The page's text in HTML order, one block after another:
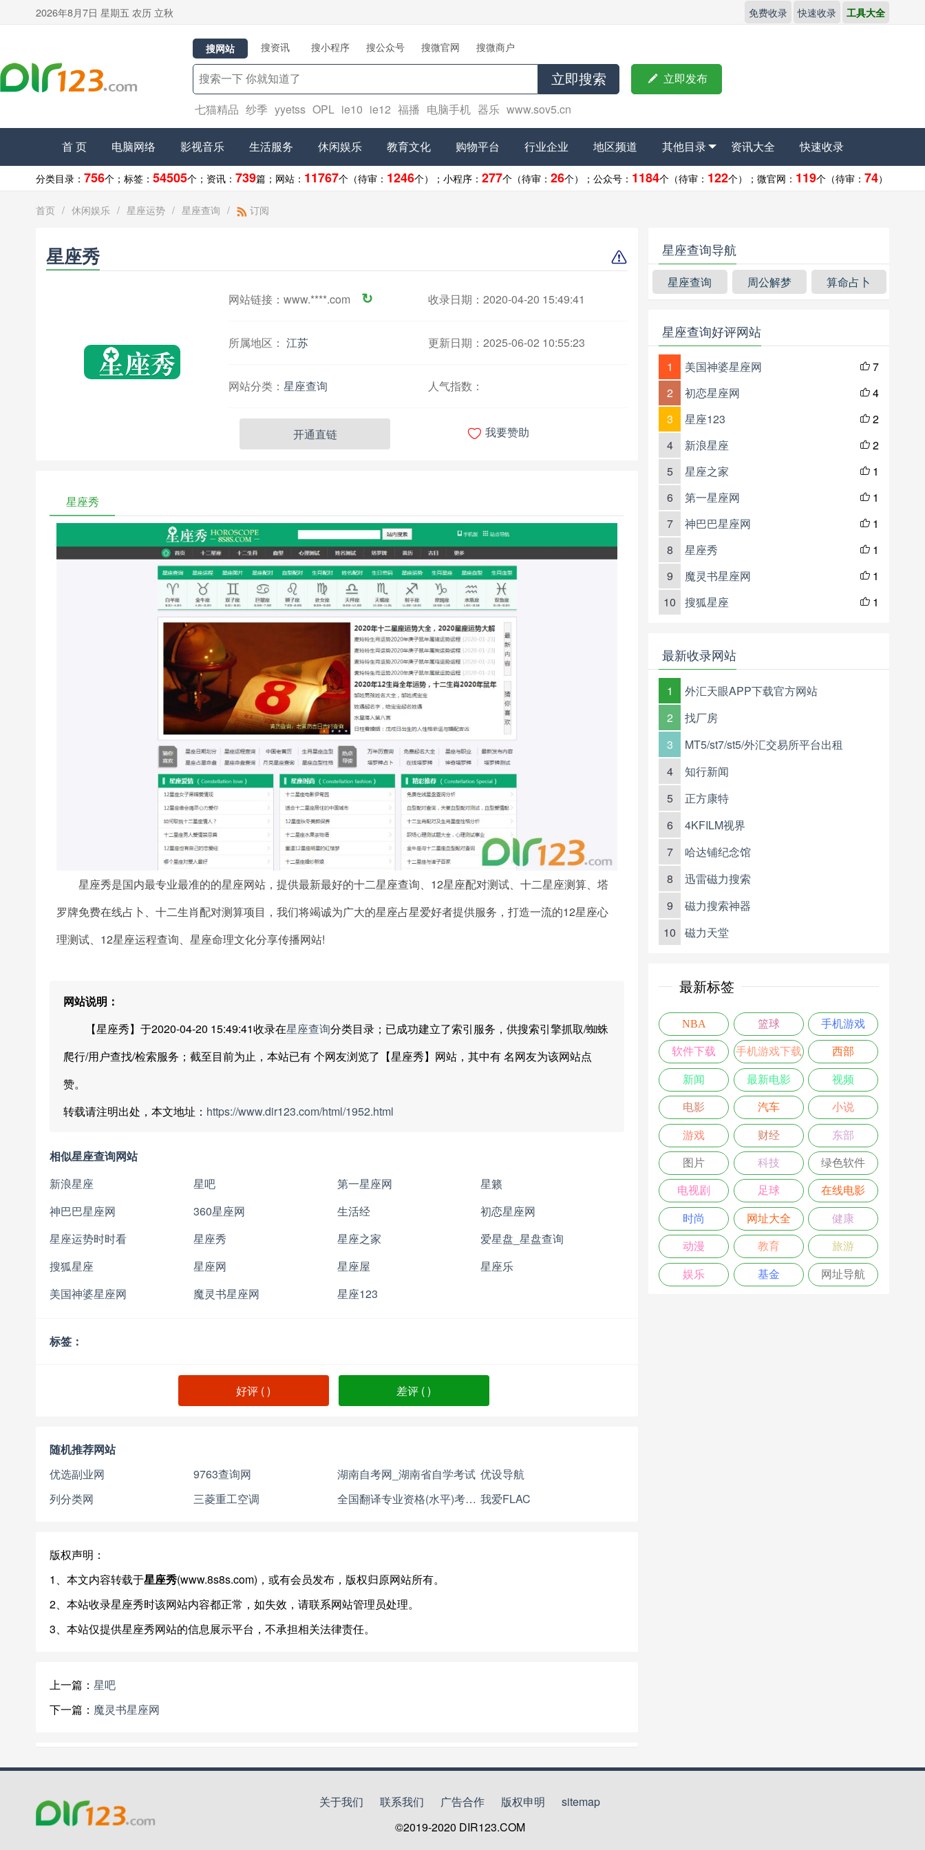
2026年8月7日 星期五 农历 立秋 免费收录 快速收录 工具大全
搜网站 搜资讯 搜小程序 搜公众号 搜微官网 搜微商户
立即搜索  立即发布
七猫精品 纱季 yyetss OPL ie10 ie12 福播 电脑手机 器乐 www.sov5.cn
首 页 电脑网络 影视音乐 生活服务 休闲娱乐 教育文化 购物平台 行业企业 地区频道 其他目录 资讯大全 快速收录
分类目录： 756个； 标签： 54505个； 资讯： 739篇； 网站： 11767个（待审： 1246个）； 小程序： 277个（待审： 26个）； 公众号： 1184个（待审： 122个）； 微官网： 119个（待审： 74）
首页 / 休闲娱乐 / 星座运势 / 星座查询 / 订阅
星座秀
网站链接： www.****.com ↻ 收录日期：2020-04-20 15:49:41
所属地区： 江苏 更新日期：2025-06-02 10:55:23
网站分类： 星座查询 人气指数：
开通直链  我要赞助
星座秀
星座秀是国内最专业最准的的星座网站，提供最新最好的十二星座查询、12星座配对测试、十二星座测算、塔
罗牌免费在线占卜、十二生肖配对测算项目，我们将竭诚为广大的星座占星爱好者提供服务，打造一流的12星座心
理测试、12星座运程查询、星座命理文化分享传播网站!
网站说明：
【星座秀】于2020-04-20 15:49:41收录在星座查询分类目录；已成功建立了索引服务，供搜索引擎抓取/蜘蛛
爬行/用户查找/检索服务；截至目前为止，本站已有个网友浏览了【星座秀】网站，其中有名网友为该网站点
赞。
转载请注明出处，本文地址： https://www.dir123.com/html/1952.html
相似星座查询网站
新浪星座
星吧 第一星座网
星籁
神巴巴星座网
360星座网 生活经
初恋星座网
星座运势时时看
星座秀 星座之家
爱星盘_星盘查询
搜狐星座
星座网 星座屋
星座乐
美国神婆星座网
魔灵书星座网 星座123
标签：
好评 () 差评 ()
随机推荐网站
优选副业网
9763查询网 湖南自考网_湖南省自学考试 优设导航
列分类网
三菱重工空调 全国翻译专业资格(水平)考试网 我爱FLAC
版权声明：
1、本文内容转载于星座秀(www.8s8s.com)，或有会员发布，版权归原网站所有。
2、本站收录星座秀时该网站内容都正常，如失效，请联系网站管理员处理。
3、本站仅提供星座秀网站的信息展示平台，不承担相关法律责任。
上一篇： 星吧
下一篇： 魔灵书星座网
星座查询导航
星座查询 周公解梦 算命占卜
星座查询好评网站
1 美国神婆星座网  7
2
初恋星座网  4
3
星座123  2
4
新浪星座  2
5
星座之家  1
6
第一星座网  1
7
神巴巴星座网  1
8
星座秀  1
9
魔灵书星座网  1
10
搜狐星座  1
最新收录网站
1
外汇天眼APP下载官方网站
2
找厂房
3
MT5/st7/st5/外汇交易所平台出租
4
知行新闻
5
正方康特
6
4KFILM视界
7
哈达铺纪念馆
8
迅雷磁力搜索
9
磁力搜索神器
10
磁力天堂
最新标签
NBA 篮球 手机游戏
软件下载 手机游戏下载 西部
新闻 最新电影 视频
电影 汽车 小说
游戏 财经 东部
图片 科技 绿色软件
电视剧 足球 在线电影
时尚 网址大全 健康
动漫 教育 旅游
娱乐 基金 网址导航
关于我们 联系我们 广告合作 版权申明
sitemap
©2019-2020 DIR123.COM